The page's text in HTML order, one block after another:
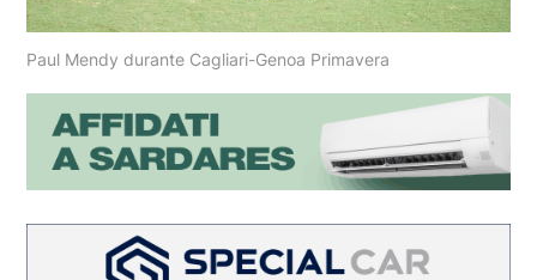
Paul Mendy durante Cagliari-Genoa Primavera